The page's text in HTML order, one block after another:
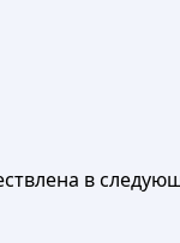
в